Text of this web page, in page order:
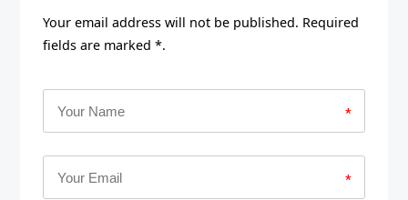
Your email address will not be published. Required
fields are marked *.
*
*